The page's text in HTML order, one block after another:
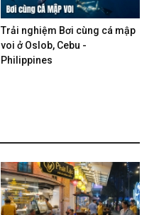
Trải nghiệm Bơi cùng cá mập
voi ở Oslob, Cebu -
Philippines